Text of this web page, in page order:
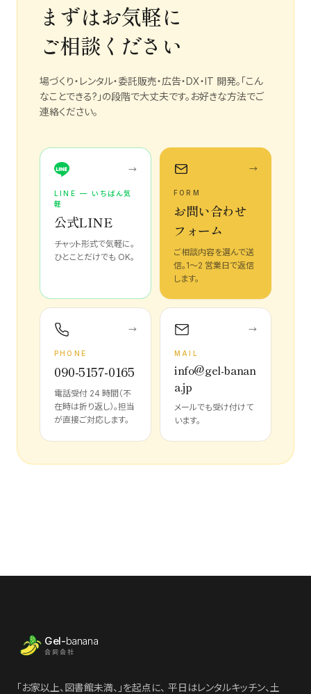
まずはお気軽に
ご相談ください
場づくり・レンタル・委託販売・広告・DX・IT 開発。「こん
なことできる?」の段階で大丈夫です。お好きな方法でご
連絡ください。
→
LINE — いちばん気
軽
公式LINE
チャット形式で気軽に。
ひとことだけでも OK。
→
FORM
お問い合わせ
フォーム
ご相談内容を選んで送
信。1〜2 営業日で返信
します。
→
PHONE
090-5157-0165
電話受付 24 時間（不
在時は折り返し）。担当
が直接ご対応します。
→
MAIL
info@gel-banan
a.jp
メールでも受け付けて
います。
Gel-banana
合同会社
「お家以上、図書館未満、」を起点に、 平日はレンタルキッチン、土